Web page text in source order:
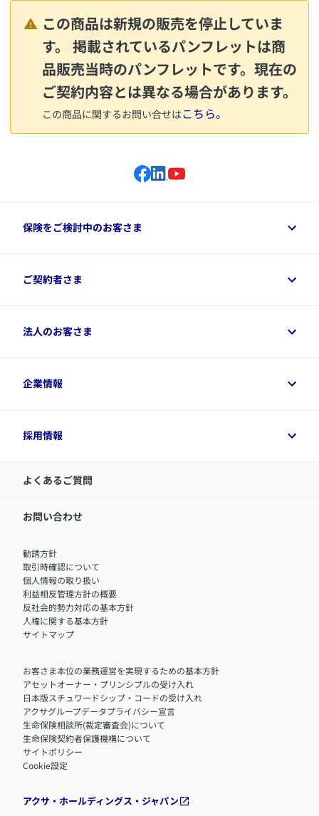
この商品は新規の販売を停止していま
す。 掲載されているパンフレットは商
品販売当時のパンフレットです。現在の
ご契約内容とは異なる場合があります。
この商品に関するお問い合せはこちら。
保険をご検討中のお客さま
保険をご検討中のお客さまトップ
資料請求
変額保険各種情報
ご契約者さま
ご契約者さまトップ
デジタル約款
令和8年（2026年）分の生命保険料控除証明書について
アクサのネット完結保険（旧アクサダイレクト生命）
法人のお客さま
法人のお客さまトップ
経営者サポートサービス
企業情報
企業情報トップ
アクサ生命が選ばれる理由
IR情報
サステナビリティの取り組み
​お客さまを金融犯罪からお守りするために
アクサグループについて
採用情報
採用情報トップ
中途採用：内勤正社員
職）
中途採用：フィナンシャルプラン・アドバイザー（営業職）
障害者採用
よくあるご質問
お問い合わせ
勧誘方針
取引時確認について
個人情報の取り扱い
利益相反管理方針の概要
反社会的勢力対応の基本方針
人権に関する基本方針
サイトマップ
お客さま本位の業務運営を実現するための基本方針
アセットオーナー・プリンシプルの受け入れ
日本版スチュワードシップ・コードの受け入れ
アクサグループデータプライバシー宣言
生命保険相談所(裁定審査会)について
生命保険契約者保護機構について
サイトポリシー
Cookie設定
アクサ・ホールディングス・ジャパン